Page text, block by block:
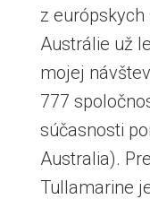
z
Austrálie už
mojej
777
súčasnosti
Australia).
Tullamarine